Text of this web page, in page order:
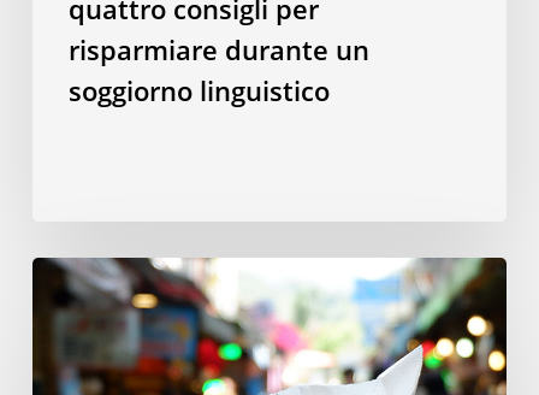
quattro consigli per
risparmiare durante un
soggiorno linguistico
piatti
taiwanesi